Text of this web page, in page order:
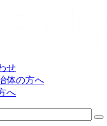
せ
体の方へ
へ